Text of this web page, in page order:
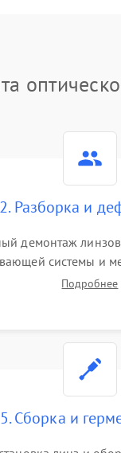
2. Разборка и
демонтаж
системы и
ОсмотрПодробнее
5. Сборка и